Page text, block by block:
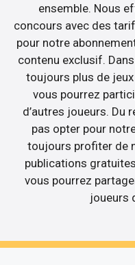
ensemble. Nous
concours avec des
pour notre
contenu exclusif.
toujours plus de
vous pourrez
d’autres joueurs. Du
pas opter pour
toujours profiter de
publications
vous pourrez
joueurs